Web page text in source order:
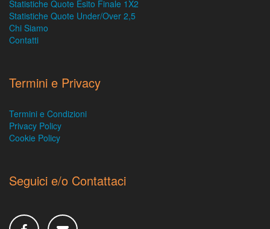
Statistiche Quote Esito Finale 1X2
Statistiche Quote Under/Over 2,5
Chi Siamo
Contatti
Termini e Privacy
Termini e Condizioni
Privacy Policy
Cookie Policy
Seguici e/o Contattaci